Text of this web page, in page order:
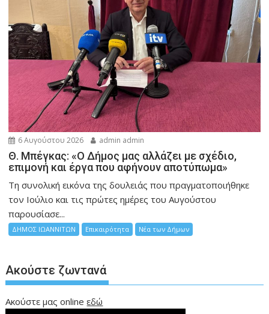
6 Αυγούστου 2026 admin admin
Θ. Μπέγκας: «Ο Δήμος μας αλλάζει με σχέδιο,
επιμονή και έργα που αφήνουν αποτύπωμα»
Τη συνολική εικόνα της δουλειάς που πραγματοποιήθηκε
τον Ιούλιο και τις πρώτες ημέρες του Αυγούστου
παρουσίασε...
ΔΗΜΟΣ ΙΩΑΝΝΙΤΩΝ Επικαιρότητα Νέα των Δήμων
Ακούστε ζωντανά
Ακούστε μας onlineεδώ